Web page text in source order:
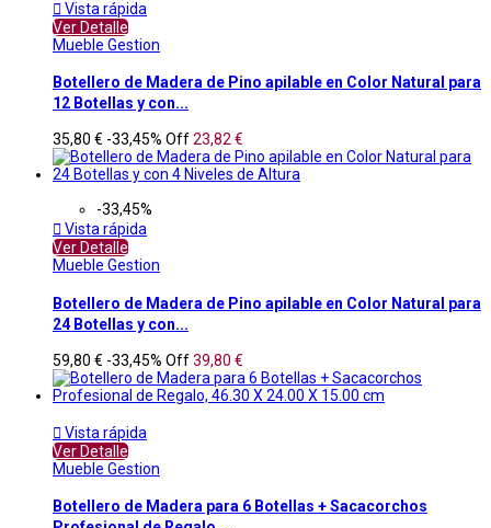
 Vista rápida
Ver Detalle
Mueble Gestion
Botellero de Madera de Pino apilable en Color Natural para
12 Botellas y con...
35,80 € -33,45% Off23,82 €
-33,45%
 Vista rápida
Ver Detalle
Mueble Gestion
Botellero de Madera de Pino apilable en Color Natural para
24 Botellas y con...
59,80 € -33,45% Off39,80 €
 Vista rápida
Ver Detalle
Mueble Gestion
Botellero de Madera para 6 Botellas + Sacacorchos